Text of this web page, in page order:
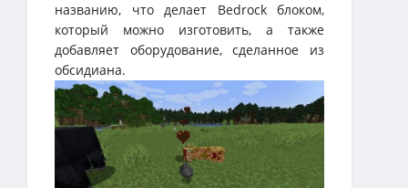
названию, что делает Bedrock блоком,
который можно изготовить, а также
добавляет оборудование, сделанное из
обсидиана.